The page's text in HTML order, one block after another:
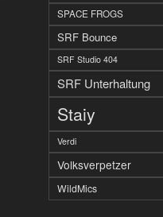
SPACE FROGS
SRF Bounce
SRF Studio 404
SRF Unterhaltung
Staiy
Verdi
Volksverpetzer
WildMics